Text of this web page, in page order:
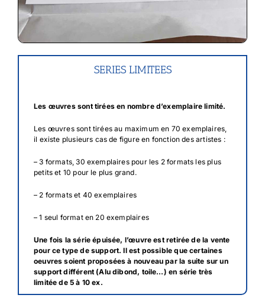
SERIES LIMITEES
Les œuvres sont tirées en nombre d’exemplaire limité.
Les œuvres sont tirées au maximum en 70 exemplaires,
il existe plusieurs cas de figure en fonction des artistes :
– 3 formats, 30 exemplaires pour les 2 formats les plus
petits et 10 pour le plus grand.
– 2 formats et 40 exemplaires
– 1 seul format en 20 exemplaires
Une fois la série épuisée, l’œuvre est retirée de la vente
pour ce type de support. Il est possible que certaines
oeuvres soient proposées à nouveau par la suite sur un
support différent (Alu dibond, toile…) en série très
limitée de 5 à 10 ex.